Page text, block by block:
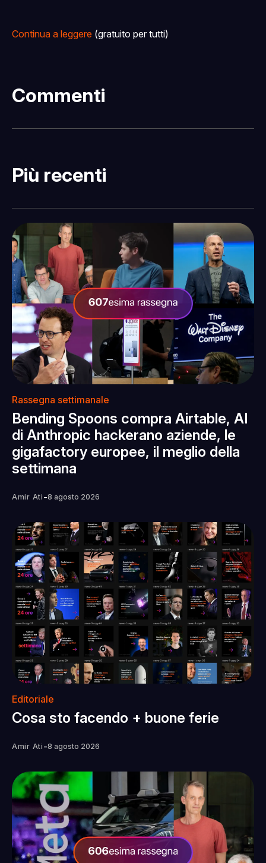
Continua a leggere (gratuito per tutti)
Commenti
Più recenti
Rassegna settimanale
Bending Spoons compra Airtable, AI
di Anthropic hackerano aziende, le
gigafactory europee, il meglio della
settimana
Amir Ati -8 agosto 2026
Editoriale
Cosa sto facendo + buone ferie
Amir Ati -8 agosto 2026